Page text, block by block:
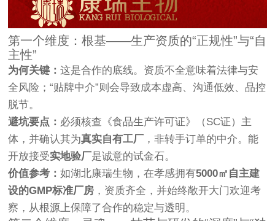
第一个维度：根基——生产资质的“正规性”与“自
主性”
为何关键：这是合作的底线。资质不全意味着法律与安
全风险；“贴牌中介”则会导致成本虚高、沟通低效、品控
脱节。
避坑要点： 必须核查《食品生产许可证》（SC证）主
体，并确认其为真实自有工厂 ，非转手订单的中介。能
开放接受实地验厂是诚意的试金石。
价值参考：如湖北康瑞生物，在孝感拥有5000㎡自主建
设的GMP标准厂房 ，资质齐全，并始终敞开大门欢迎考
察，从根源上保障了合作的稳定与透明。